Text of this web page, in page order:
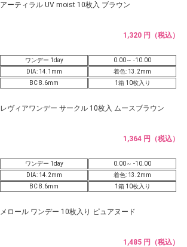
アーティラル UV moist 10枚入 ブラウン
1,320 円（税込）
ワンデー 1day
0.00～ -10.00
DIA: 14.1mm
着色: 13.2mm
BC 8.6mm
1箱 10枚入り
レヴィアワンデー サークル 10枚入 ムースブラウン
1,364 円（税込）
ワンデー 1day
0.00～ -10.00
DIA: 14.2mm
着色: 13.2mm
BC 8.6mm
1箱 10枚入り
メロール ワンデー 10枚入り ピュアヌード
1,485 円（税込）